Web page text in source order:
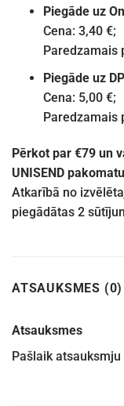
Piegāde uz
Cena: 3,40 €;
Paredzamais
Piegāde uz
Cena: 5,00 €;
Paredzamais
Pērkot par €79 un
UNISEND
Atkarībā no
piegādātas 2
ATSAUKSMES (0)
Atsauksmes
Pašlaik atsauksmju